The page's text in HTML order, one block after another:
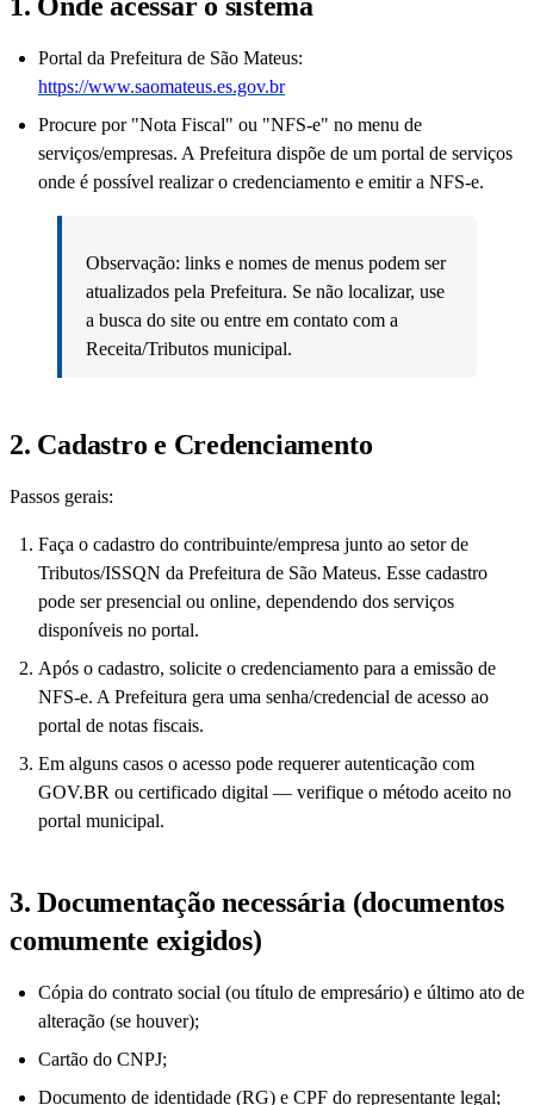
1. Onde acessar o sistema
Portal da Prefeitura de São Mateus:
https://www.saomateus.es.gov.br
Procure por "Nota Fiscal" ou "NFS-e" no menu de
serviços/empresas. A Prefeitura dispõe de um portal de serviços
onde é possível realizar o credenciamento e emitir a NFS-e.
Observação: links e nomes de menus podem ser
atualizados pela Prefeitura. Se não localizar, use
a busca do site ou entre em contato com a
Receita/Tributos municipal.
2. Cadastro e Credenciamento
Passos gerais:
Faça o cadastro do contribuinte/empresa junto ao setor de
Tributos/ISSQN da Prefeitura de São Mateus. Esse cadastro
pode ser presencial ou online, dependendo dos serviços
disponíveis no portal.
Após o cadastro, solicite o credenciamento para a emissão de
NFS-e. A Prefeitura gera uma senha/credencial de acesso ao
portal de notas fiscais.
Em alguns casos o acesso pode requerer autenticação com
GOV.BR ou certificado digital — verifique o método aceito no
portal municipal.
3. Documentação necessária (documentos
comumente exigidos)
Cópia do contrato social (ou título de empresário) e último ato de
alteração (se houver);
Cartão do CNPJ;
Documento de identidade (RG) e CPF do representante legal;